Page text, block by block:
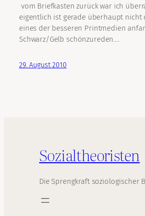
vom Briefkasten zurück war ich
eigentlich ist gerade überhaupt nicht
eines der besseren Printmedien
Schwarz/Gelb schönzureden.…
29. August 2010
Sozialtheoristen
Die Sprengkraft soziologischer